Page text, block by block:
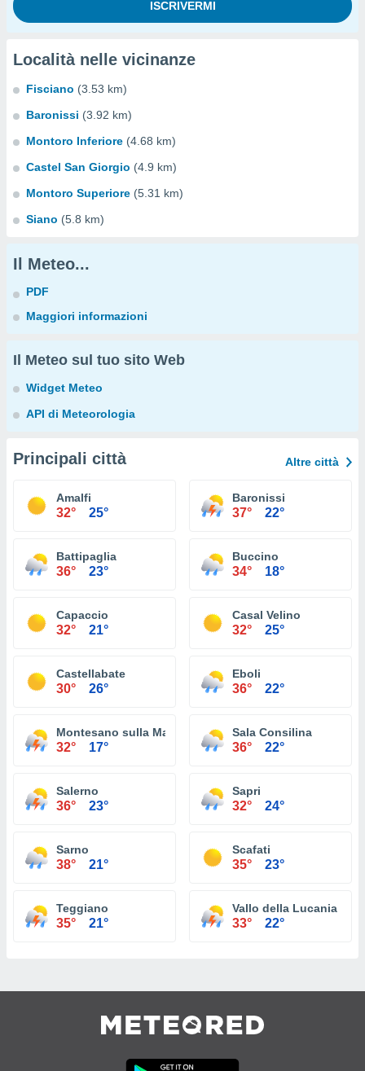
Località nelle vicinanze
Fisciano (3.53 km)
Baronissi (3.92 km)
Montoro Inferiore (4.68 km)
Castel San Giorgio (4.9 km)
Montoro Superiore (5.31 km)
Siano (5.8 km)
Il Meteo...
PDF
Maggiori informazioni
Il Meteo sul tuo sito Web
Widget Meteo
API di Meteorologia
Principali città Altre città
Amalfi
32° 25°
Baronissi
37° 22°
Battipaglia
36° 23°
Buccino
34° 18°
Capaccio
32° 21°
Casal Velino
32° 25°
Castellabate
30° 26°
Eboli
36° 22°
Montesano sulla Marcellana
32° 17°
Sala Consilina
36° 22°
Salerno
36° 23°
Sapri
32° 24°
Sarno
38° 21°
Scafati
35° 23°
Teggiano
35° 21°
Vallo della Lucania
33° 22°